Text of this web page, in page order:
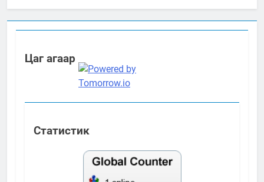
ажиллагааны жилийн төлөвлөгөө
Цаг агаар
Статистик